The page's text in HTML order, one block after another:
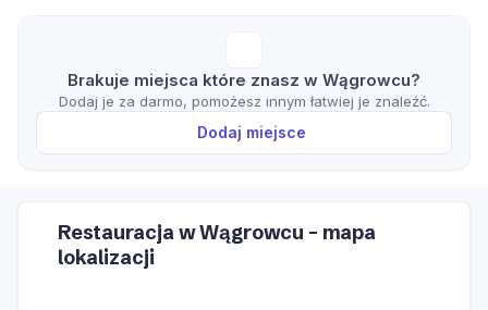
Brakuje miejsca które znasz w Wągrowcu?
Dodaj je za darmo, pomożesz innym łatwiej je znaleźć.
Dodaj miejsce
Restauracja w Wągrowcu – mapa
lokalizacji